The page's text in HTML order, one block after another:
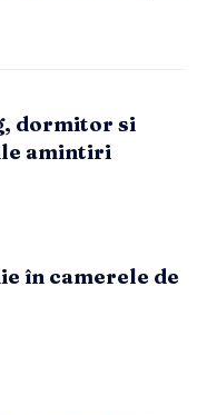
dormitor si
amintiri
în camerele de